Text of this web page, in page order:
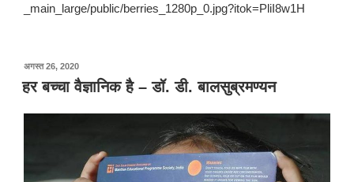
_main_large/public/berries_1280p_0.jpg?itok=PliI8w1H
अगस्त 26, 2020पर
प्रकाशित
किया
हर बच्चा वैज्ञानिक है – डॉ. डी. बालसुब्रमण्यन